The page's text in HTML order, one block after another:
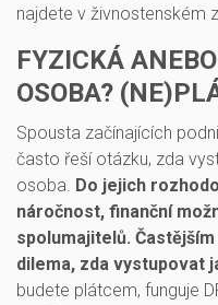
najdete v živnostenském
FYZICKÁ
OSOBA?
Spousta začínajících
často řeší otázku, zda
osoba. Do jejich
náročnost, finanční
spolumajitelů.
dilema, zda vystupovat
budete plátcem, funguje